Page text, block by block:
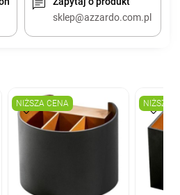
sklep@azzardo.com.pl
NIŻSZA CENA NIŻSZA